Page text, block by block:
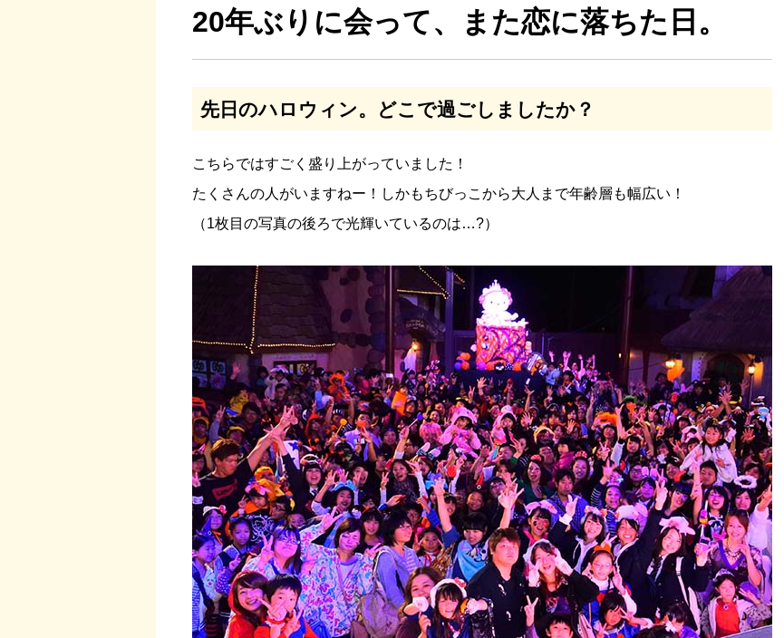
20年ぶりに会って、また恋に落ちた日。
先日のハロウィン。どこで過ごしましたか？
こちらではすごく盛り上がっていました！
たくさんの人がいますねー！しかもちびっこから大人まで年齢層も幅広い！
（1枚目の写真の後ろで光輝いているのは…?）